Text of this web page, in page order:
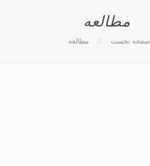
مطالعه
صفحه نخست مطالعه